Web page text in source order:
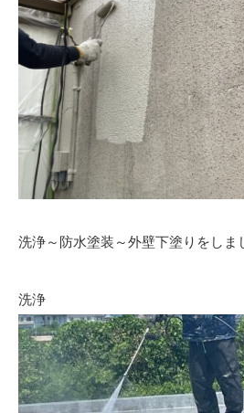
洗浄～防水塗装～外壁下塗りをしま
洗浄